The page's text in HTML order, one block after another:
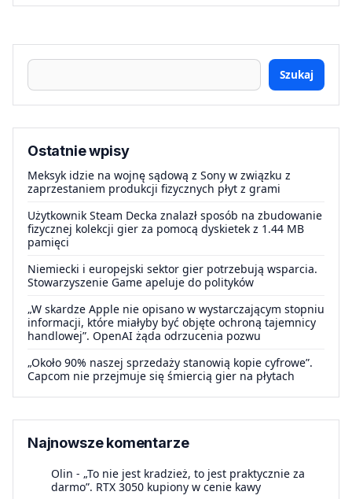
Szukaj
Ostatnie wpisy
Meksyk idzie na wojnę sądową z Sony w związku z
zaprzestaniem produkcji fizycznych płyt z grami
Użytkownik Steam Decka znalazł sposób na zbudowanie
fizycznej kolekcji gier za pomocą dyskietek z 1.44 MB
pamięci
Niemiecki i europejski sektor gier potrzebują wsparcia.
Stowarzyszenie Game apeluje do polityków
„W skardze Apple nie opisano w wystarczającym stopniu
informacji, które miałyby być objęte ochroną tajemnicy
handlowej”. OpenAI żąda odrzucenia pozwu
„Około 90% naszej sprzedaży stanowią kopie cyfrowe”.
Capcom nie przejmuje się śmiercią gier na płytach
Najnowsze komentarze
Olin - „To nie jest kradzież, to jest praktycznie za
darmo”. RTX 3050 kupiony w cenie kawy